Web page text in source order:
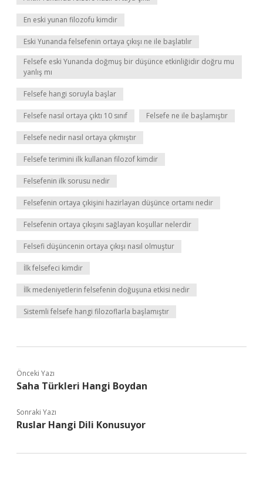
En eski yunan filozofu kimdir
Eski Yunanda felsefenin ortaya çıkışı ne ile başlatılır
Felsefe eski Yunanda doğmuş bir düşünce etkinliğidir doğru mu
yanlış mı
Felsefe hangi soruyla başlar
Felsefe nasıl ortaya çıktı 10 sınıf Felsefe ne ile başlamıştır
Felsefe nedir nasıl ortaya çıkmıştır
Felsefe terimini ilk kullanan filozof kimdir
Felsefenin ilk sorusu nedir
Felsefenin ortaya çıkişini hazirlayan düşünce ortamı nedir
Felsefenin ortaya çıkışını sağlayan koşullar nelerdir
Felsefi düşüncenin ortaya çıkışı nasıl olmuştur
İlk felsefeci kimdir
İlk medeniyetlerin felsefenin doğuşuna etkisi nedir
Sistemli felsefe hangi filozoflarla başlamıştır
Önceki Yazı
Saha Türkleri Hangi Boydan
Sonraki Yazı
Ruslar Hangi Dili Konusuyor